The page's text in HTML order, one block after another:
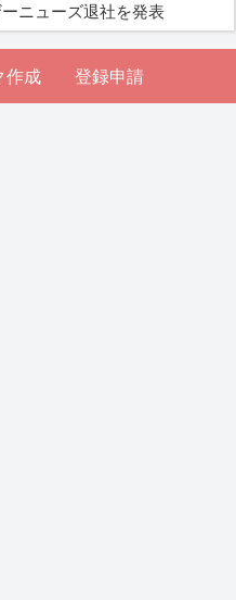
ニューズ退社を発表
作成 登録申請